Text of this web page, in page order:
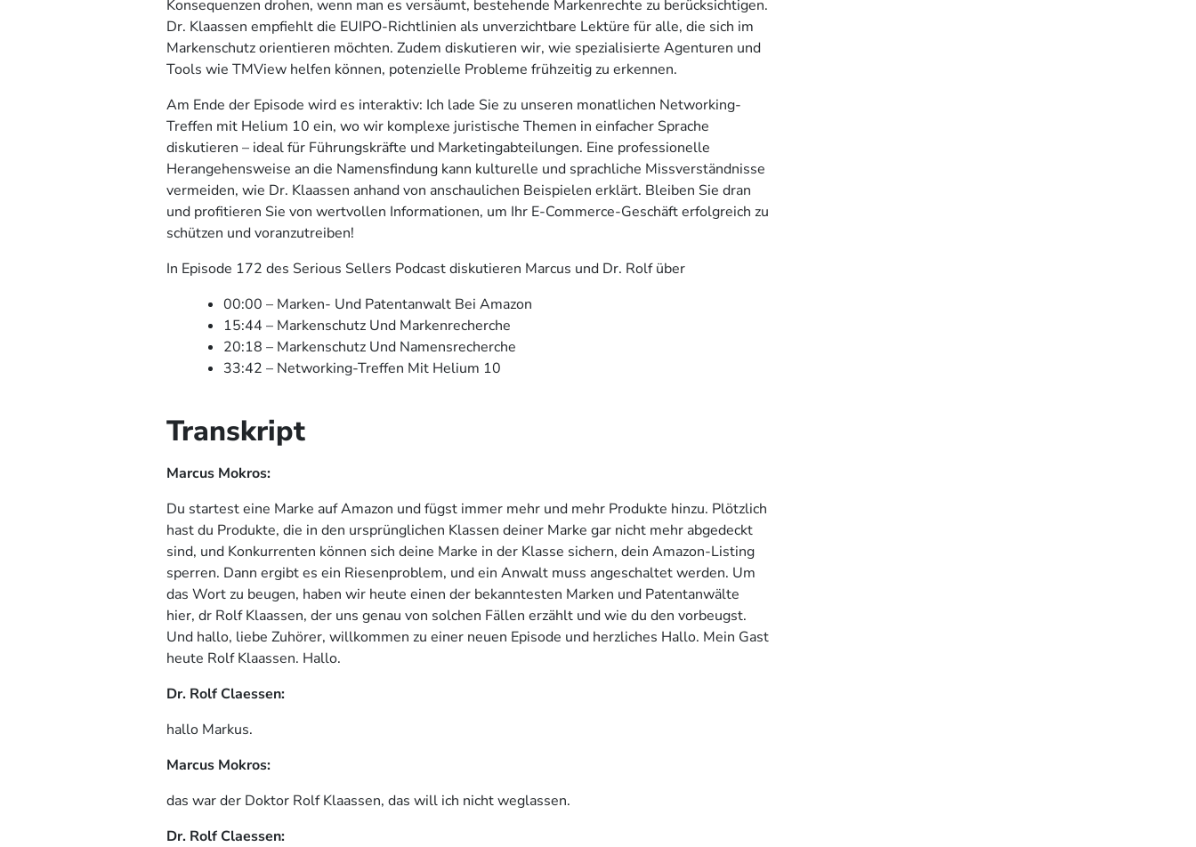
Konsequenzen drohen, wenn man es versäumt, bestehende Markenrechte zu berücksichtigen.
Dr. Klaassen empfiehlt die EUIPO-Richtlinien als unverzichtbare Lektüre für alle, die sich im
Markenschutz orientieren möchten. Zudem diskutieren wir, wie spezialisierte Agenturen und
Tools wie TMView helfen können, potenzielle Probleme frühzeitig zu erkennen.
Am Ende der Episode wird es interaktiv: Ich lade Sie zu unseren monatlichen Networking-
Treffen mit Helium 10 ein, wo wir komplexe juristische Themen in einfacher Sprache
diskutieren – ideal für Führungskräfte und Marketingabteilungen. Eine professionelle
Herangehensweise an die Namensfindung kann kulturelle und sprachliche Missverständnisse
vermeiden, wie Dr. Klaassen anhand von anschaulichen Beispielen erklärt. Bleiben Sie dran
und profitieren Sie von wertvollen Informationen, um Ihr E-Commerce-Geschäft erfolgreich zu
schützen und voranzutreiben!
In Episode 172 des Serious Sellers Podcast diskutieren Marcus und Dr. Rolf über
00:00 – Marken- Und Patentanwalt Bei Amazon
15:44 – Markenschutz Und Markenrecherche
20:18 – Markenschutz Und Namensrecherche
33:42 – Networking-Treffen Mit Helium 10
Transkript
Marcus Mokros:
Du startest eine Marke auf Amazon und fügst immer mehr und mehr Produkte hinzu. Plötzlich
hast du Produkte, die in den ursprünglichen Klassen deiner Marke gar nicht mehr abgedeckt
sind, und Konkurrenten können sich deine Marke in der Klasse sichern, dein Amazon-Listing
sperren. Dann ergibt es ein Riesenproblem, und ein Anwalt muss angeschaltet werden. Um
das Wort zu beugen, haben wir heute einen der bekanntesten Marken und Patentanwälte
hier, dr Rolf Klaassen, der uns genau von solchen Fällen erzählt und wie du den vorbeugst.
Und hallo, liebe Zuhörer, willkommen zu einer neuen Episode und herzliches Hallo. Mein Gast
heute Rolf Klaassen. Hallo.
Dr. Rolf Claessen:
hallo Markus.
Marcus Mokros:
das war der Doktor Rolf Klaassen, das will ich nicht weglassen.
Dr. Rolf Claessen: